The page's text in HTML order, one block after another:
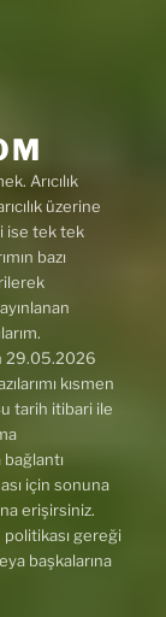
Arıcılık
üzerine
ise tek tek
bazı
29.05.2026
kısmen
tarih itibari ile
için sonuna
erişirsiniz.
gereği
başkalarına